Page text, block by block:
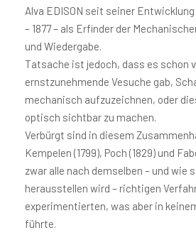
Alva EDISON seit seiner Entwicklung
– 1877 – als Erfinder der
und Wiedergabe.
Tatsache ist jedoch, dass es schon
ernstzunehmende Vesuche gab,
mechanisch aufzuzeichnen, oder
optisch sichtbar zu machen.
Verbürgt sind in diesem
Kempelen (1799), Poch (1829) und
zwar alle nach demselben – und wie
herausstellen wird – richtigen
experimentierten, was aber in
führte.